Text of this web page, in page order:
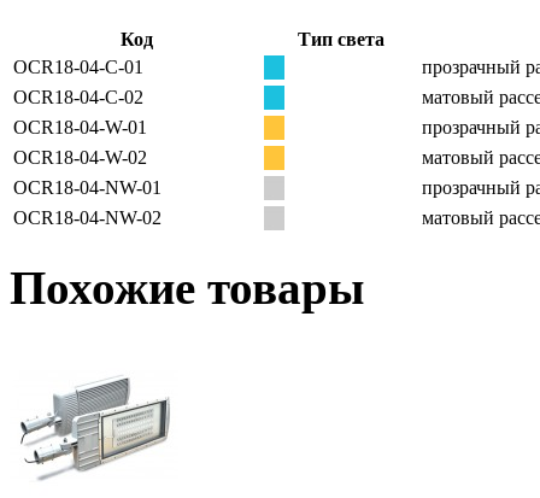
Код
Тип света
OCR18-04-C-01
прозрачный
OCR18-04-C-02
матовый
OCR18-04-W-01
прозрачный
OCR18-04-W-02
матовый
OCR18-04-NW-01
прозрачный
OCR18-04-NW-02
матовый
Похожие товары